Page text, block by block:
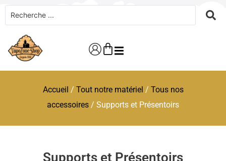
Accueil / Tout notre matériel / Tous nos
accessoires / Supports et Présentoirs
Supports et Présentoirs